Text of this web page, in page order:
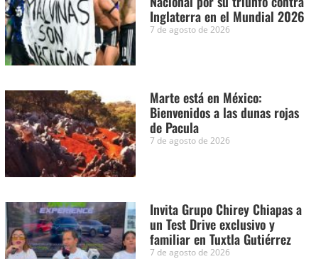
Inglaterra en el Mundial 2026
7 de agosto de 2026
Marte está en México:
Bienvenidos a las dunas rojas
de Pacula
7 de agosto de 2026
Invita Grupo Chirey Chiapas a
un Test Drive exclusivo y
familiar en Tuxtla Gutiérrez
7 de agosto de 2026